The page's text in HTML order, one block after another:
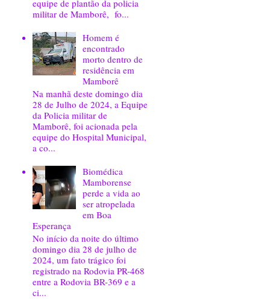
equipe de plantão da policia
militar de Mamborê, fo...
Homem é
encontrado
morto dentro de
residência em
Mamborê
Na manhã deste domingo dia
28 de Julho de 2024, a Equipe
da Policia militar de
Mamborê, foi acionada pela
equipe do Hospital Municipal,
a co...
Biomédica
Mamborense
perde a vida ao
ser atropelada
em Boa
Esperança
No início da noite do último
domingo dia 28 de julho de
2024, um fato trágico foi
registrado na Rodovia PR-468
entre a Rodovia BR-369 e a
ci...